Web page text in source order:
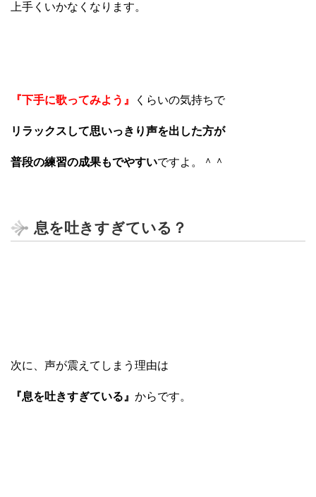
上手くいかなくなります。
『下手に歌ってみよう』 くらいの気持ちで
リラックスして思いっきり声を出した方が
普段の練習の成果もでやすいですよ。＾＾
息を吐きすぎている？
次に、声が震えてしまう理由は
『息を吐きすぎている』 からです。